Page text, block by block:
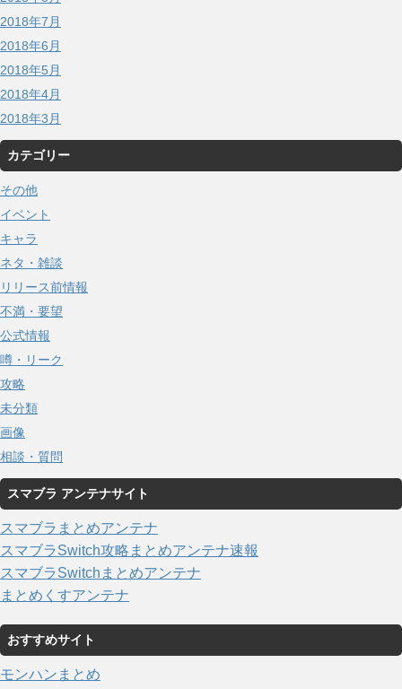
2018年7月
2018年6月
2018年5月
2018年4月
2018年3月
カテゴリー
その他
イベント
キャラ
ネタ・雑談
リリース前情報
不満・要望
公式情報
噂・リーク
攻略
未分類
画像
相談・質問
スマブラ アンテナサイト
スマブラまとめアンテナ
スマブラSwitch攻略まとめアンテナ速報
スマブラSwitchまとめアンテナ
まとめくすアンテナ
おすすめサイト
モンハンまとめ